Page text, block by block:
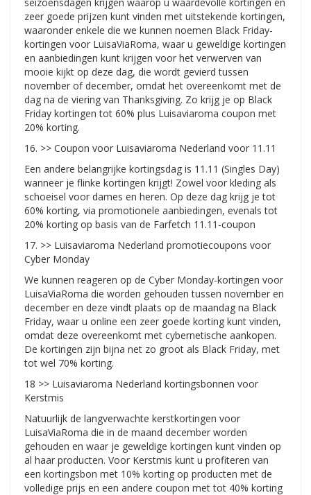
zeer goede prijzen kunt vinden met uitstekende kortingen,
waaronder enkele die we kunnen noemen Black Friday-
kortingen voor LuisaViaRoma, waar u geweldige kortingen
en aanbiedingen kunt krijgen voor het verwerven van
mooie kijkt op deze dag, die wordt gevierd tussen
november of december, omdat het overeenkomt met de
dag na de viering van Thanksgiving. Zo krijg je op Black
Friday kortingen tot 60% plus Luisaviaroma coupon met
20% korting.
16. >> Coupon voor Luisaviaroma Nederland voor 11.11
Een andere belangrijke kortingsdag is 11.11 (Singles Day)
wanneer je flinke kortingen krijgt! Zowel voor kleding als
schoeisel voor dames en heren. Op deze dag krijg je tot
60% korting, via promotionele aanbiedingen, evenals tot
20% korting op basis van de Farfetch 11.11-coupon
17. >> Luisaviaroma Nederland promotiecoupons voor
Cyber ​​​​Monday
We kunnen reageren op de Cyber ​​​​Monday-kortingen voor
LuisaViaRoma die worden gehouden tussen november en
december en deze vindt plaats op de maandag na Black
Friday, waar u online een zeer goede korting kunt vinden,
omdat deze overeenkomt met cybernetische aankopen.
De kortingen zijn bijna net zo groot als Black Friday, met
tot wel 70% korting.
18 >> Luisaviaroma Nederland kortingsbonnen voor
Kerstmis
Natuurlijk de langverwachte kerstkortingen voor
LuisaViaRoma die in de maand december worden
gehouden en waar je geweldige kortingen kunt vinden op
al haar producten. Voor Kerstmis kunt u profiteren van
een kortingsbon met 10% korting op producten met de
volledige prijs en een andere coupon met tot 40% korting